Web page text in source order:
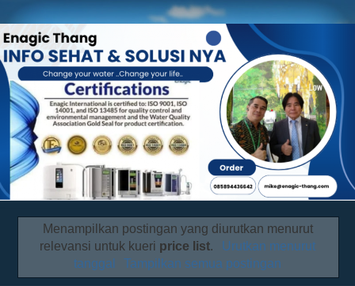
Menampilkan postingan yang diurutkan menurut
relevansi untuk kueri price list.
Urutkan menurut
tanggal
Tampilkan semua postingan